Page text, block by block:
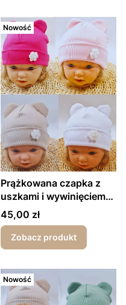
Nowość
Prążkowana czapka z
uszkami i wywinięciem
kwiatek
Cena
45,00 zł
Zobacz produkt
Nowość